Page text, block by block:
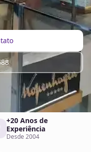
+20 Anos de
Experiência
Desde 2004